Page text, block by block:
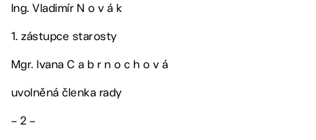
Ing. Vladimír N o v á k
1. zástupce starosty
Mgr. Ivana C a b r n o c h o v á
uvolněná členka rady
– 2 –